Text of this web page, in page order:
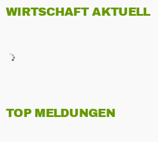
WIRTSCHAFT AKTUELL
TOP MELDUNGEN